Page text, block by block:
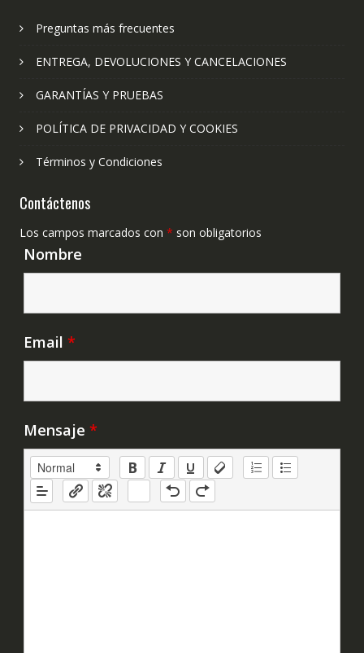
Preguntas más frecuentes
ENTREGA, DEVOLUCIONES Y CANCELACIONES
GARANTÍAS Y PRUEBAS
POLÍTICA DE PRIVACIDAD Y COOKIES
Términos y Condiciones
Contáctenos
Los campos marcados con * son obligatorios
Nombre
Email *
Mensaje *